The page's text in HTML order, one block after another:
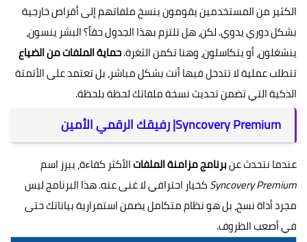
الكثير من المستخدمين يقومون بنسخ ملفاتهم إلى أقراص خارجية
بشكل دوري يدوي. لكن، هل تلتزم بهذا الجدول حقاً؟ البشر ينسون،
ينشغلون، أو يتكاسلون، وهنا تكمن الثغرة.حماية الملفات من الضياع
تتطلب عملية لا تتدخل فيها أنت بشكل مباشر، بل تعتمد على الأتمتة
الذكية التي تضمن تحديث نسخة ملفاتك لحظة بلحظة.
Syncovery Premium| رفيقك الرقمي الأمين
عندما نتحدث عنبرنامج مزامنة الملفاتالأكثر كفاءة، يبرز اسم
Syncovery Premiumكخيار احترافي لا غنى عنه. هذا البرنامج ليس
مجرد أداة نسخ، بل هو نظام متكامل يضمن استمرارية بياناتك حتى
في أصعب الظروف.